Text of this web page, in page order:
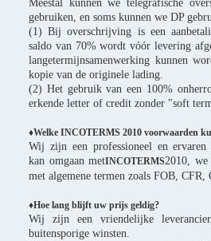
Meestal kunnen we telegrafische
gebruiken, en soms kunnen we DP
(1) Bij overschrijving is een
saldo van 70% wordt vóór levering
langetermijnsamenwerking kunnen
kopie van de originele lading.
(2) Het gebruik van een 100%
erkende letter of credit zonder "soft
♦Welke INCOTERMS 2010 voorwaarden
Wij zijn een professioneel en
kan omgaan metINCOTERMS2010, we
met algemene termen zoals FOB, CFR,
♦Hoe lang blijft uw prijs geldig?
Wij zijn een vriendelijke
buitensporige winsten.